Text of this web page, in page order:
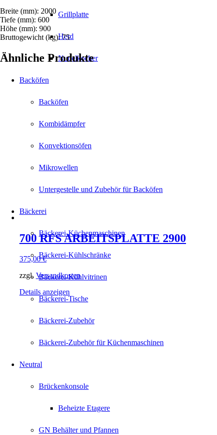
Grillplatte
Herd
Nudelkocher
Backöfen
Backöfen
Kombidämpfer
Konvektionsöfen
Mikrowellen
Untergestelle und Zubehör für Backöfen
Bäckerei
Bäckerei-Küchenmaschinen
Bäckerei-Kühlschränke
Bäckerei-Kühlvitrinen
Bäckerei-Tische
Bäckerei-Zubehör
Bäckerei-Zubehör für Küchenmaschinen
Neutral
Brückenkonsole
Beheizte Etagere
GN Behälter und Pfannen
Breite (mm): 2000
Tiefe (mm): 600
Höhe (mm): 900
Bruttogewicht (kg): 75
Ähnliche Produkte
700 RFS ARBEITSPLATTE 2900
375,00€
zzgl. Versandkosten
Details anzeigen